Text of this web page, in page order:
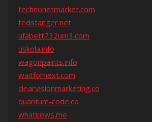
technonetmarket.com
tedstanger.net
ufabett732um3.com
uskola.info
wagonpaints.info
waitfornext.com
clearvisionmarketing.co
quantum-code.co
whatnews.me